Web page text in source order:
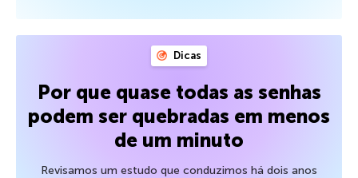
Dicas
Por que quase todas as senhas
podem ser quebradas em menos
de um minuto
Revisamos um estudo que conduzimos há dois anos